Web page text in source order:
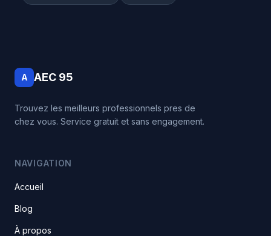
A AEC 95
Trouvez les meilleurs professionnels pres de
chez vous. Service gratuit et sans engagement.
NAVIGATION
Accueil
Blog
À propos